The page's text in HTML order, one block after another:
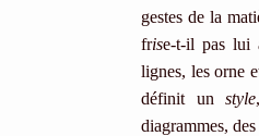
gestes de la
frise-t-il pas lui
lignes, les orne
définit un style
diagrammes, des